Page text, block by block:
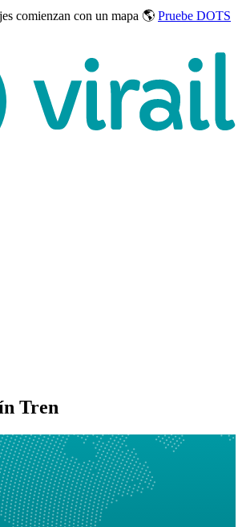
comienzan con un mapa 🌎 Pruebe DOTS
Tren